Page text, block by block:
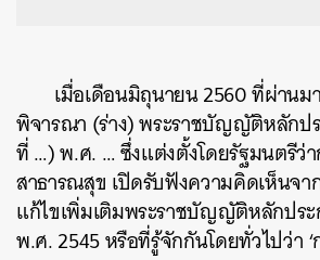
เมื่อเดือนมิถุนายน 2560 ที่ผ่าน
พิจารณา (ร่าง) พระราชบัญญัติหลักป
ที่ …) พ.ศ. … ซึ่งแต่งตั้งโดยรัฐมนตรีว่า
สาธารณสุข เปิดรับฟังความคิดเห็นจา
แก้ไขเพิ่มเติมพระราชบัญญัติหลักปร
พ.ศ. 2545 หรือที่รู้จักกันโดยทั่วไปว่า